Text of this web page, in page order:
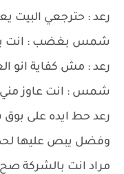
رعد : حترجعي البيت
شمس بغضب : انت
رعد : مش كفاية انو
شمس : انت عاوز مني
رعد حط ايده على
وفضل يبص عليها لحد
مراد انت بالشركة صح